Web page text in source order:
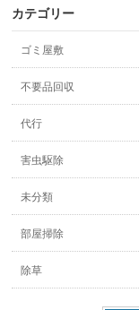
カテゴリー
ゴミ屋敷
不要品回収
代行
害虫駆除
未分類
部屋掃除
除草